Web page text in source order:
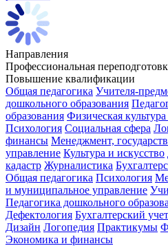
Направления
Профессиональная
Повышение квалификации
Общая педагогика Учителя-
дошкольного образования
образования Физическая
Психология Социальная сфера
финансы Менеджмент,
управление Культура и искусство
кадастр Журналистика
Общая педагогика Психология
и муниципальное управление
Педагогика дошкольного
Дефектология Бухгалтерский
Дизайн Логопедия Практикумы
Экономика и финансы